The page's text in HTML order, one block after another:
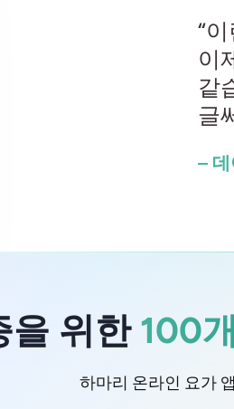
“
이
같
글
–
을 위한 100
하마리 온라인 요가